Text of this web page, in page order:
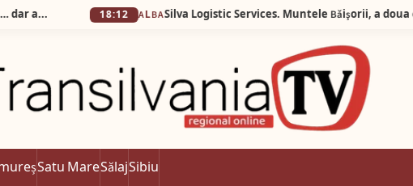
18:12 ALBA
Satu MareSălajSibiu